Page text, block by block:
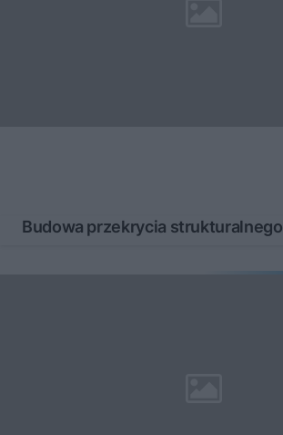
Budowa przekrycia strukturalnego